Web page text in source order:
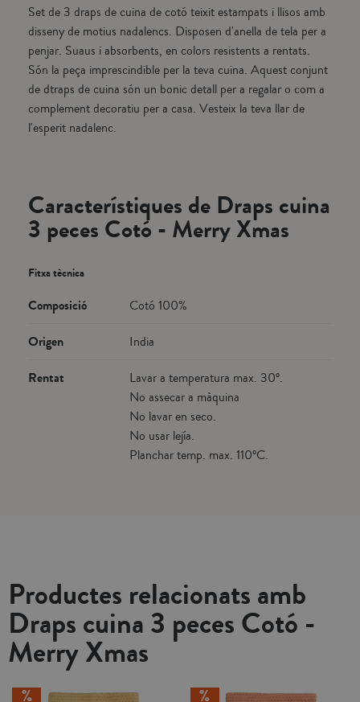
Set de 3 draps de cuina de cotó teixit estampats i llisos amb
disseny de motius nadalencs. Disposen d'anella de tela per a
penjar. Suaus i absorbents, en colors resistents a rentats.
Són la peça imprescindible per la teva cuina. Aquest conjunt
de dtraps de cuina són un bonic detall per a regalar o com a
complement decoratiu per a casa. Vesteix la teva llar de
l'esperit nadalenc.
Característiques de Draps cuina
3 peces Cotó - Merry Xmas
Fitxa tècnica
Composició Cotó 100%
Origen India
Rentat
Lavar a temperatura max. 30º.
No assecar a màquina
No lavar en seco.
No usar lejía.
Planchar temp. max. 110ºC.
Productes relacionats amb
Draps cuina 3 peces Cotó -
Merry Xmas